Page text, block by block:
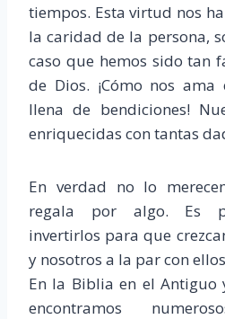
tiempos. Esta virtud nos
la caridad de la persona,
caso que hemos sido tan
de Dios. ¡Cómo nos ama
llena de bendiciones!
enriquecidas con tantas
En verdad no lo
regala por algo. Es
invertirlos para que
y nosotros a la par con
En la Biblia en el Antiguo
encontramos